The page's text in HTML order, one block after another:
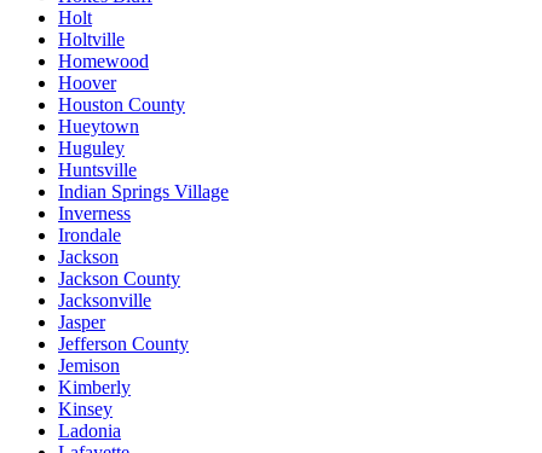
Holt
Holtville
Homewood
Hoover
Houston County
Hueytown
Huguley
Huntsville
Indian Springs Village
Inverness
Irondale
Jackson
Jackson County
Jacksonville
Jasper
Jefferson County
Jemison
Kimberly
Kinsey
Ladonia